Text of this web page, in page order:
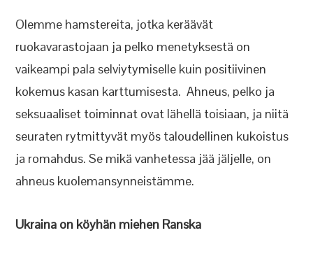
Olemme hamstereita, jotka keräävät
ruokavarastojaan ja pelko menetyksestä on
vaikeampi pala selviytymiselle kuin positiivinen
kokemus kasan karttumisesta. Ahneus, pelko ja
seksuaaliset toiminnat ovat lähellä toisiaan, ja niitä
seuraten rytmittyvät myös taloudellinen kukoistus
ja romahdus. Se mikä vanhetessa jää jäljelle, on
ahneus kuolemansynneistämme.
Ukraina on köyhän miehen Ranska